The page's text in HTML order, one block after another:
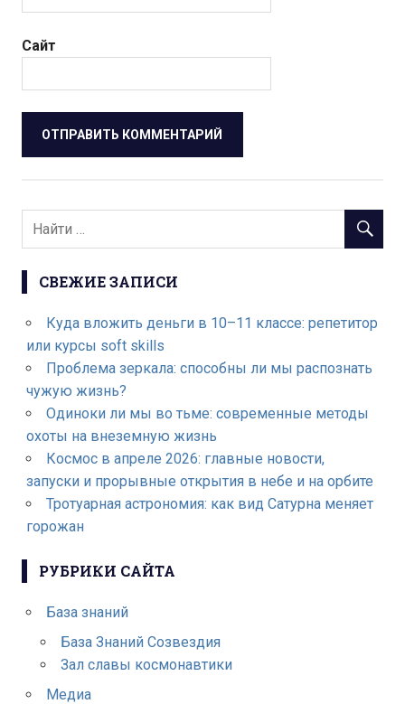
Сайт
СВЕЖИЕ ЗАПИСИ
Куда вложить деньги в 10–11 классе: репетитор
или курсы soft skills
Проблема зеркала: способны ли мы распознать
чужую жизнь?
Одиноки ли мы во тьме: современные методы
охоты на внеземную жизнь
Космос в апреле 2026: главные новости,
запуски и прорывные открытия в небе и на орбите
Тротуарная астрономия: как вид Сатурна меняет
горожан
РУБРИКИ САЙТА
База знаний
База Знаний Созвездия
Зал славы космонавтики
Медиа